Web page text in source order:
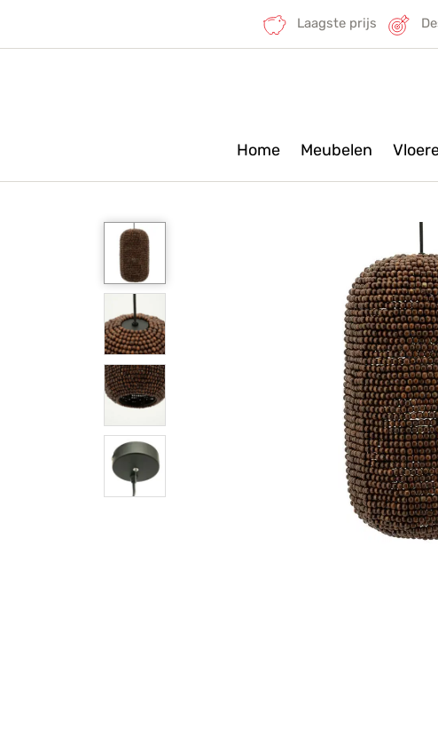
Laagste prijs
Home Meubelen